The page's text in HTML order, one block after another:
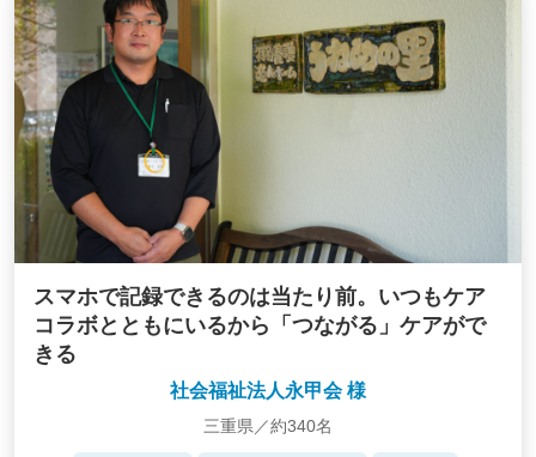
スマホで記録できるのは当たり前。いつもケア
コラボとともにいるから「つながる」ケアがで
きる
社会福祉法人永甲会 様
三重県／約340名